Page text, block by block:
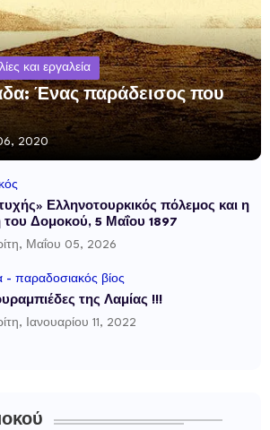
και εργαλεία
Ένας παράδεισος που
2020
Ελληνοτουρκικός πόλεμος και η
του Δομοκού, 5 Μαΐου 1897
Μαΐου 05, 2026
- παραδοσιακός βίος
της Λαμίας !!!
Ιανουαρίου 11, 2022